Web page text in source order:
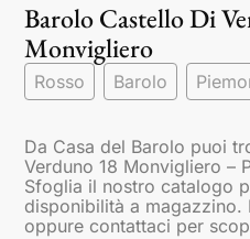
Barolo Castello Di
Monvigliero
Rosso Barolo
Da Casa del Barolo puoi
Verduno 18 Monvigliero –
Sfoglia il nostro catalogo
disponibilità a magazzino.
oppure contattaci per